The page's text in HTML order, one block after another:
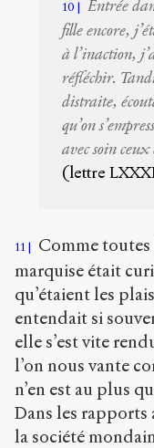
10
Entrée
fille encore,
à l’inaction,
réfléchir.
distraite,
qu’on
avec soin ceux
(lettre
11
Comme
marquise était
qu’étaient les
entendait si
elle s’est vite
l’on nous vante
n’en est au plus
Dans les
la société